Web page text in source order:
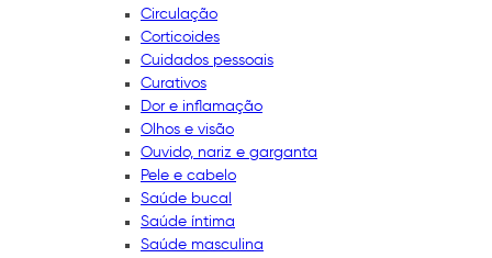
Circulação
Corticoides
Cuidados pessoais
Curativos
Dor e inflamação
Olhos e visão
Ouvido, nariz e garganta
Pele e cabelo
Saúde bucal
Saúde íntima
Saúde masculina